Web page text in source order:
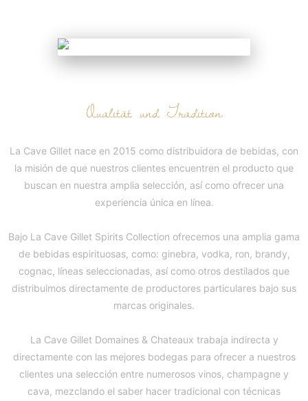
Qualität und Tradition
La Cave Gillet nace en 2015 como distribuidora de bebidas, con
la misión de que nuestros clientes encuentren el producto que
buscan en nuestra amplia selección, así como ofrecer una
experiencia única en línea.
Bajo La Cave Gillet Spirits Collection ofrecemos una amplia gama
de bebidas espirituosas, como: ginebra, vodka, ron, brandy,
cognac, líneas seleccionadas, así como otros destilados que
distribuimos directamente de productores particulares bajo sus
marcas originales.
La Cave Gillet Domaines & Chateaux trabaja indirecta y
directamente con las mejores bodegas para ofrecer a nuestros
clientes una selección entre numerosos vinos, champagne y
cava, mezclando el saber hacer tradicional con técnicas